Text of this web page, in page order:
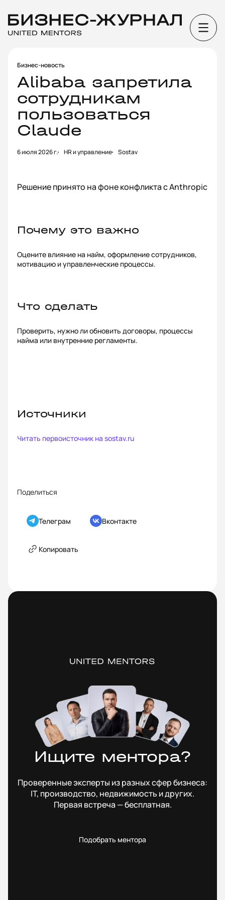
Бизнес-новость
Alibaba запретила
сотрудникам
пользоваться
Claude
6 июля 2026 г. HR и управление Sostav
Решение принято на фоне конфликта с Anthropic
Почему это важно
Оцените влияние на найм, оформление сотрудников,
мотивацию и управленческие процессы.
Что сделать
Проверить, нужно ли обновить договоры, процессы
найма или внутренние регламенты.
Источники
Читать первоисточник на sostav.ru
Поделиться
Телеграм Вконтакте
Копировать
Ищите ментора?
Проверенные эксперты из разных сфер бизнеса:
IT, производство, недвижимость и других.
Первая встреча — бесплатная.
Подобрать ментора